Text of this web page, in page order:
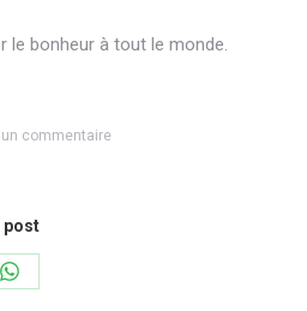
le bonheur à tout le monde.
commentaire
post
Partager